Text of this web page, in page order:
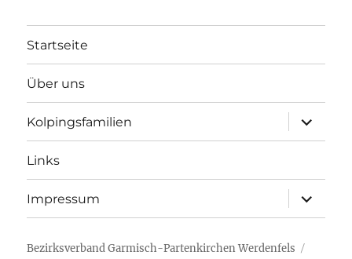
Startseite
Über uns
Kolpingsfamilien
öffnen
Links
Impressum
öffnen
Bezirksverband Garmisch-Partenkirchen Werdenfels